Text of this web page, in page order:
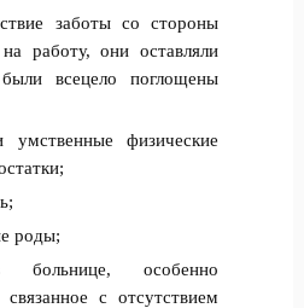
заботы со стороны
работу, они оставляли
всецело поглощены
физические
роды;
больнице, особенно
с отсутствием